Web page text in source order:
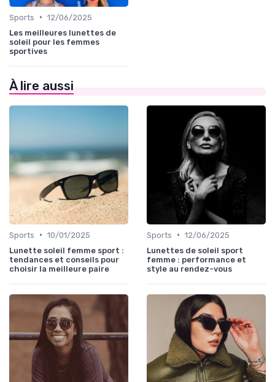
Sports • 12/06/2025
Les meilleures lunettes de
soleil pour les femmes
sportives
À lire aussi
Sports • 10/01/2025
Lunette soleil femme sport :
tendances et conseils pour
choisir la meilleure paire
Sports • 12/06/2025
Lunettes de soleil sport
femme : performance et
style au rendez-vous